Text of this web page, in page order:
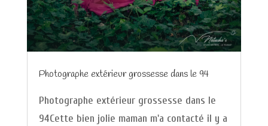
Photographe extérieur grossesse dans le 94
Photographe extérieur grossesse dans le
94Cette bien jolie maman m'a contacté il y a